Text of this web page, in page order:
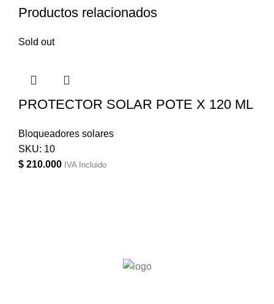
Productos relacionados
Sold out
PROTECTOR SOLAR POTE X 120 ML
Bloqueadores solares
SKU: 10
$ 210.000 IVA Incluido